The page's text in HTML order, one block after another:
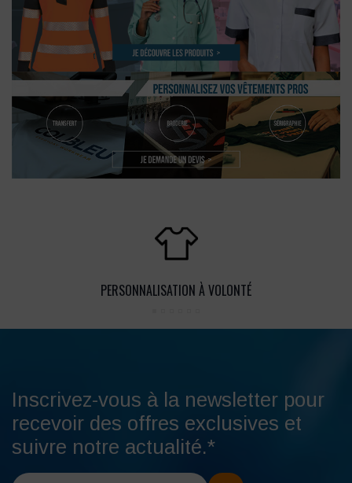
PERSONNALISATION À VOLONTÉ
Inscrivez-vous à la newsletter pour
recevoir des offres exclusives et
suivre notre actualité.*